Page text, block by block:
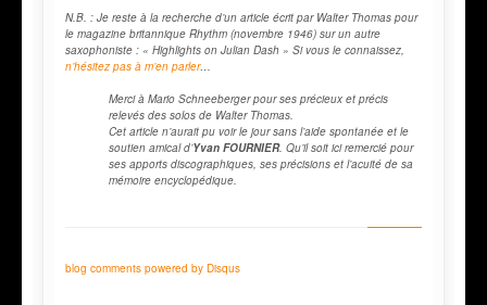
N.B. : Je reste à la recherche d’un article écrit par Walter Thomas pour
le magazine britannique Rhythm (novembre 1946) sur un autre
saxophoniste : « Highlights on Julian Dash » Si vous le connaissez,
n’hésitez pas à m’en parler…
Merci à Mario Schneeberger pour ses précieux et précis
relevés des solos de Walter Thomas.
Cet article n’aurait pu voir le jour sans l’aide spontanée et le
soutien amical d’Yvan FOURNIER. Qu’il soit ici remercié pour
ses apports discographiques, ses précisions et l’acuité de sa
mémoire encyclopédique.
blog comments powered by Disqus